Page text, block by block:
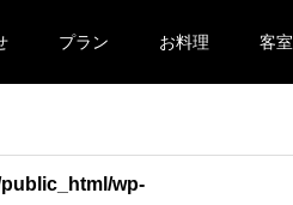
プラン お料理 客室
wp-